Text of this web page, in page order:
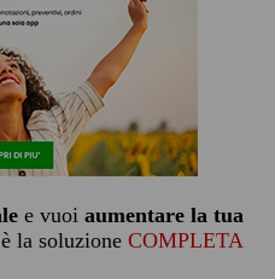
e vuoi aumentare la tua
la soluzione COMPLETA